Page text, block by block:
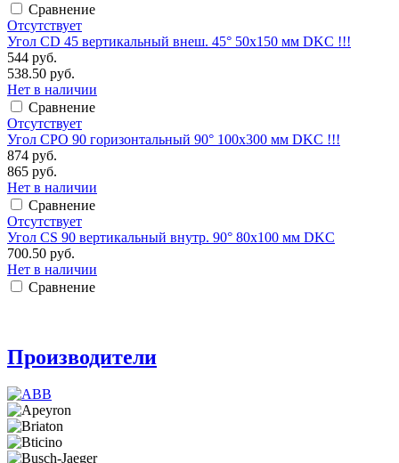
Сравнение
Отсутствует
Угол CD 45 вертикальный внеш. 45° 50х150 мм DKC !!!
544 руб.
538.50 руб.
Нет в наличии
Сравнение
Отсутствует
Угол CPO 90 горизонтальный 90° 100х300 мм DKC !!!
874 руб.
865 руб.
Нет в наличии
Сравнение
Отсутствует
Угол CS 90 вертикальный внутр. 90° 80х100 мм DKC
700.50 руб.
Нет в наличии
Сравнение
Производители